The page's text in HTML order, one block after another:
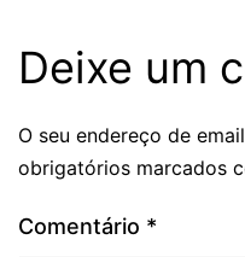
Deixe um
O seu endereço de
obrigatórios marcados
Comentário *